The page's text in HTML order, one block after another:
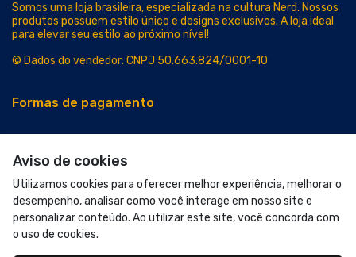
Aviso de cookies
Utilizamos cookies para oferecer melhor experiência, melhorar o
desempenho, analisar como você interage em nosso site e
personalizar conteúdo. Ao utilizar este site, você concorda com
o uso de cookies.
Somos uma loja brasileira, especializada na cultura Nerd. Nossos
produtos possuem estilo único e designs exclusivos. A loja ideal
para elevar seu estilo ao próximo nível!
© Dados do vendedor: CNPJ 50.663.824/0001-10
Formas de pagamento